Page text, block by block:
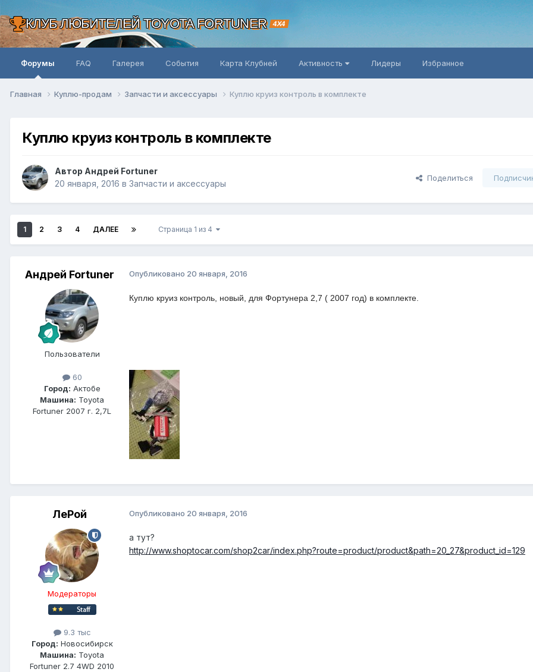
КЛУБ ЛЮБИТЕЛЕЙ TOYOTA FORTUNER 4X4
Форумы FAQ Галерея События Карта Клубней Активность Лидеры Избранное
Главная Куплю-продам Запчасти и аксессуары Куплю круиз контроль в комплекте
Куплю круиз контроль в комплекте
Автор Андрей Fortuner
20 января, 2016 в Запчасти и аксессуары
Поделиться
1 2 3 4 ДАЛЕЕ Страница 1 из 4
Андрей Fortuner
Пользователи
60
Город: Актобе
Машина: Toyota
Fortuner 2007 г. 2,7L
Опубликовано 20 января, 2016
Куплю круиз контроль, новый, для Фортунера 2,7 ( 2007 год) в комплекте.
ЛеРой
Модераторы
9.3 тыс
Город: Новосибирск
Машина: Toyota
Fortuner 2.7 4WD 2010
Опубликовано 20 января, 2016
а тут?
http://www.shoptocar.com/shop2car/index.php?route=product/product&path=20_27&product_id=129